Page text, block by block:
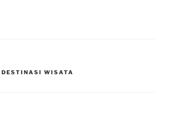
DESTINASI WISATA